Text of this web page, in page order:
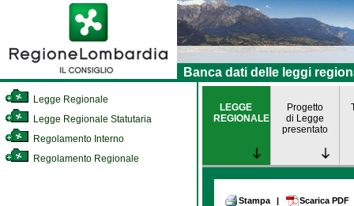
Banca dati delle leggi
Legge Regionale
Legge Regionale Statutaria
Regolamento Interno
Regolamento Regionale
LEGGE
REGIONALE
Progetto
di Legge
presentato
Stampa |
Scarica PDF